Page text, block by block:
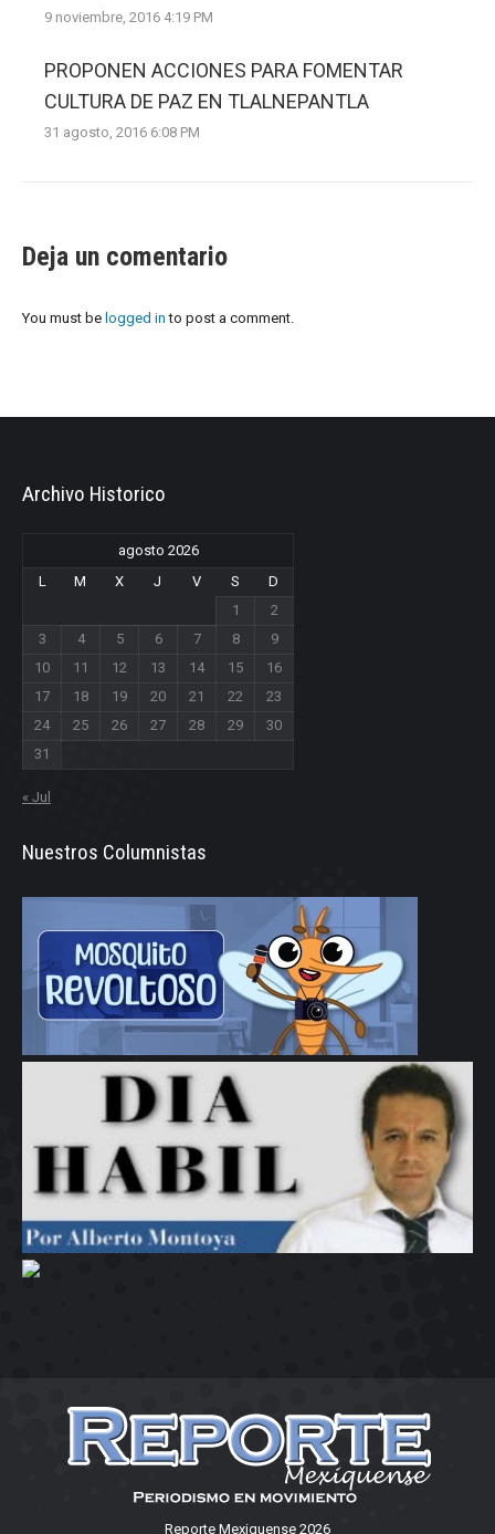
9 noviembre, 2016 4:19 PM
PROPONEN ACCIONES PARA FOMENTAR
CULTURA DE PAZ EN TLALNEPANTLA
31 agosto, 2016 6:08 PM
Deja un comentario
You must be logged in to post a comment.
Archivo Historico
agosto 2026
L
M X J V S
D
1
2
3
4 5 6 7 8
9
10
11 12 13 14 15
16
17
18 19 20 21 22
23
24
25 26 27 28 29
30
31
« Jul
Nuestros Columnistas
Reporte Mexiquense 2026